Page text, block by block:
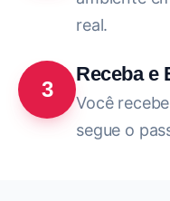
real.
3
Receba e
Você
segue o